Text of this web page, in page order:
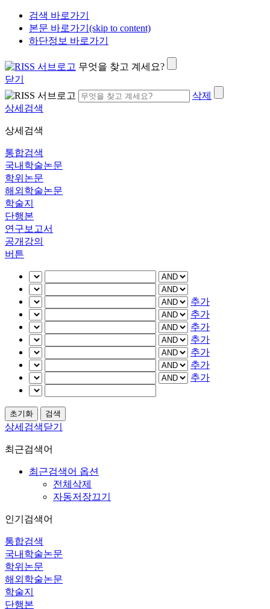
검색 바로가기
본문 바로가기(skip to content)
하단정보 바로가기
무엇을 찾고 계세요?
닫기
삭제
상세검색
상세검색
통합검색
국내학술논문
학위논문
해외학술논문
학술지
단행본
연구보고서
공개강의
버튼
추가
추가
추가
추가
추가
추가
추가
상세검색닫기
최근검색어
최근검색어 옵션
전체삭제
자동저장끄기
인기검색어
통합검색
국내학술논문
학위논문
해외학술논문
학술지
단행본